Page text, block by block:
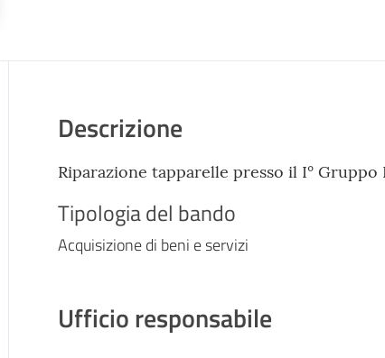
Descrizione
Riparazione tapparelle presso il I° Gruppo
Tipologia del bando
Acquisizione di beni e servizi
Ufficio responsabile